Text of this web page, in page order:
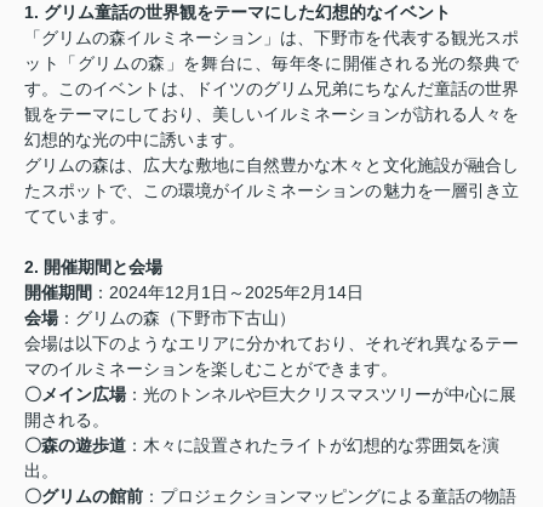
1. グリム童話の世界観をテーマにした幻想的なイベント
「グリムの森イルミネーション」は、下野市を代表する観光スポ
ット「グリムの森」を舞台に、毎年冬に開催される光の祭典で
す。このイベントは、ドイツのグリム兄弟にちなんだ童話の世界
観をテーマにしており、美しいイルミネーションが訪れる人々を
幻想的な光の中に誘います。
グリムの森は、広大な敷地に自然豊かな木々と文化施設が融合し
たスポットで、この環境がイルミネーションの魅力を一層引き立
てています。
2. 開催期間と会場
開催期間 ：2024年12月1日～2025年2月14日
会場：グリムの森（下野市下古山）
会場は以下のようなエリアに分かれており、それぞれ異なるテー
マのイルミネーションを楽しむことができます。
〇メイン広場：光のトンネルや巨大クリスマスツリーが中心に展
開される。
〇森の遊歩道 ：木々に設置されたライトが幻想的な雰囲気を演
出。
〇グリムの館前 ：プロジェクションマッピングによる童話の物語